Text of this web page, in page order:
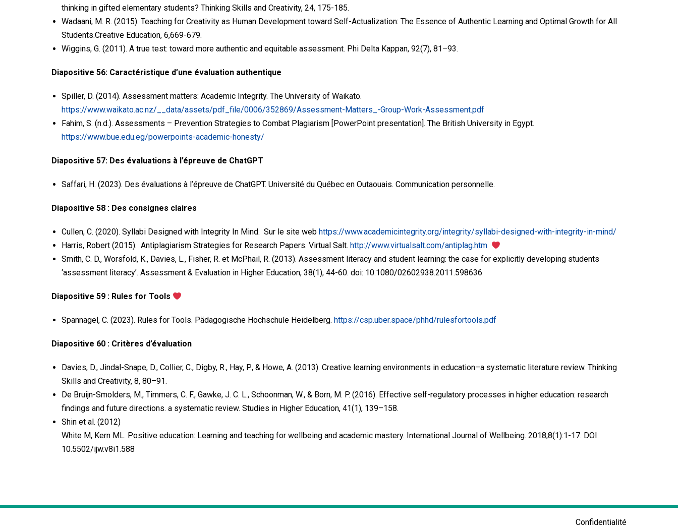
thinking in gifted elementary students? Thinking Skills and Creativity, 24, 175-185.
Wadaani, M. R. (2015). Teaching for Creativity as Human Development toward Self-Actualization: The Essence of Authentic Learning and Optimal Growth for All
Students.Creative Education, 6,669-679.
Wiggins, G. (2011). A true test: toward more authentic and equitable assessment. Phi Delta Kappan, 92(7), 81–93.
Diapositive 56: Caractéristique d’une évaluation authentique
Spiller, D. (2014). Assessment matters: Academic Integrity. The University of Waikato.
https://www.waikato.ac.nz/__data/assets/pdf_file/0006/352869/Assessment-Matters_-Group-Work-Assessment.pdf
Fahim, S. (n.d.). Assessments – Prevention Strategies to Combat Plagiarism [PowerPoint presentation]. The British University in Egypt.
https://www.bue.edu.eg/powerpoints-academic-honesty/
Diapositive 57: Des évaluations à l’épreuve de ChatGPT
Saffari, H. (2023). Des évaluations à l’épreuve de ChatGPT. Université du Québec en Outaouais. Communication personnelle.
Diapositive 58 : Des consignes claires
Cullen, C. (2020). Syllabi Designed with Integrity In Mind. Sur le site web https://www.academicintegrity.org/integrity/syllabi-designed-with-integrity-in-mind/
Harris, Robert (2015). Antiplagiarism Strategies for Research Papers. Virtual Salt. http://www.virtualsalt.com/antiplag.htm
Smith, C. D., Worsfold, K., Davies, L., Fisher, R. et McPhail, R. (2013). Assessment literacy and student learning: the case for explicitly developing students
‘assessment literacy’. Assessment & Evaluation in Higher Education, 38(1), 44-60. doi: 10.1080/02602938.2011.598636
Diapositive 59 : Rules for Tools
Spannagel, C. (2023). Rules for Tools. Pädagogische Hochschule Heidelberg. https://csp.uber.space/phhd/rulesfortools.pdf
Diapositive 60 : Critères d’évaluation
Davies, D., Jindal-Snape, D., Collier, C., Digby, R., Hay, P., & Howe, A. (2013). Creative learning environments in education–a systematic literature review. Thinking
Skills and Creativity, 8, 80–91.
De Bruijn-Smolders, M., Timmers, C. F., Gawke, J. C. L., Schoonman, W., & Born, M. P. (2016). Effective self-regulatory processes in higher education: research
findings and future directions. a systematic review. Studies in Higher Education, 41(1), 139–158.
Shin et al. (2012)
White M, Kern ML. Positive education: Learning and teaching for wellbeing and academic mastery. International Journal of Wellbeing. 2018;8(1):1-17. DOI:
10.5502/ijw.v8i1.588
Confidentialité